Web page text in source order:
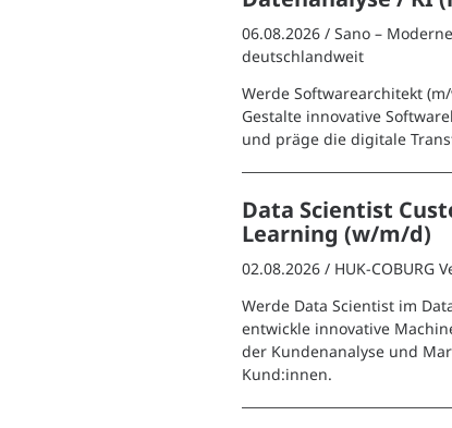
06.08.2026 /Sano –
deutschlandweit
Werde Softwarearchitekt
Gestalte innovative
und präge die digitale
Data Scientist
Learning (w/m/d)
02.08.2026 / HUK-COBURG
Werde Data Scientist im
entwickle innovative
der Kundenanalyse und
Kund:innen.